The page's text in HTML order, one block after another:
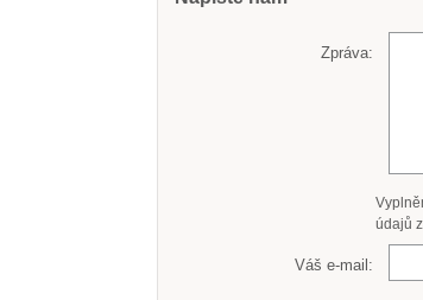
Zpráva:
údajů
Váš e-mail: